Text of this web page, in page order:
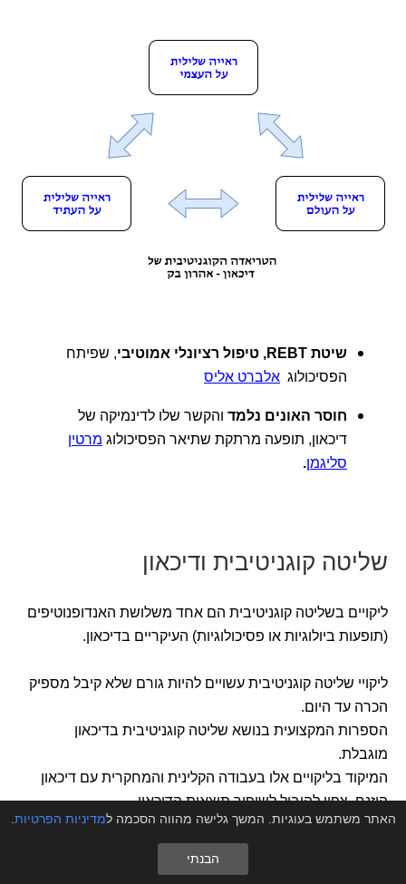
שיטת REBT, טיפול רציונלי אמוטיבי
, שפיתח
הפסיכולוג אלברט אליס
חוסר האונים נלמד והקשר שלו לדינמיקה של
דיכאון, תופעה מרתקת שתיאר הפסיכולוג מרטין
סליגמן.
שליטה קוגניטיבית ודיכאון
ליקויים בשליטה קוגניטיבית הם אחד משלושת האנדופנוטיפים
(תופעות ביולוגיות או פסיכולוגיות) העיקריים בדיכאון.
ליקויי שליטה קוגניטיבית עשויים להיות גורם שלא קיבל מספיק
הכרה עד היום.
הספרות המקצועית בנושא שליטה קוגניטיבית בדיכאון
מוגבלת.
המיקוד בליקויים אלו בעבודה הקלינית והמחקרית עם דיכאון
הוזנח צפוי להוביל לשיפור תוצאות הדיכאון.
מחקר מקיץ 2021
מתאר אפיקים קליניים ומחקרים ממוקדי
שליטה קוגניטיביים, אשר סביר להניח שיובילו שיטות טיפול
האתר משתמש בעוגיות. המשך גלישה מהווה הסכמה למדיניות הפרטיות
הבנתי